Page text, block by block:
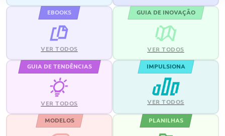
EBOOKS
VER TODOS
GUIA DE INOVAÇÃO
VER TODOS
GUIA DE TENDÊNCIAS
VER TODOS
IMPULSIONA
VER TODOS
MODELOS PLANILHAS